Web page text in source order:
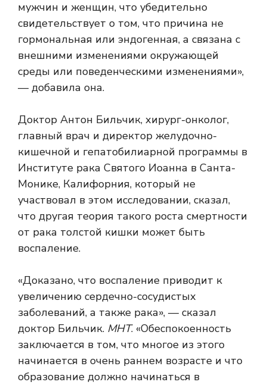
мужчин и женщин, что убедительно
свидетельствует о том, что причина не
гормональная или эндогенная, а связана с
внешними изменениями окружающей
среды или поведенческими изменениями»,
— добавила она.
Доктор Антон Бильчик, хирург-онколог,
главный врач и директор желудочно-
кишечной и гепатобилиарной программы в
Институте рака Святого Иоанна в Санта-
Монике, Калифорния, который не
участвовал в этом исследовании, сказал,
что другая теория такого роста смертности
от рака толстой кишки может быть
воспаление.
«Доказано, что воспаление приводит к
увеличению сердечно-сосудистых
заболеваний, а также рака», — сказал
доктор Бильчик. МНТ. «Обеспокоенность
заключается в том, что многое из этого
начинается в очень раннем возрасте и что
образование должно начинаться в